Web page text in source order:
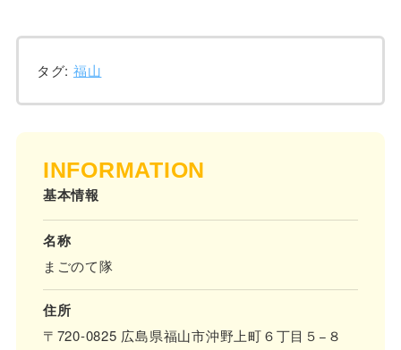
タグ: 福山
INFORMATION
基本情報
名称
まごのて隊
住所
〒720-0825 広島県福山市沖野上町６丁目５−８